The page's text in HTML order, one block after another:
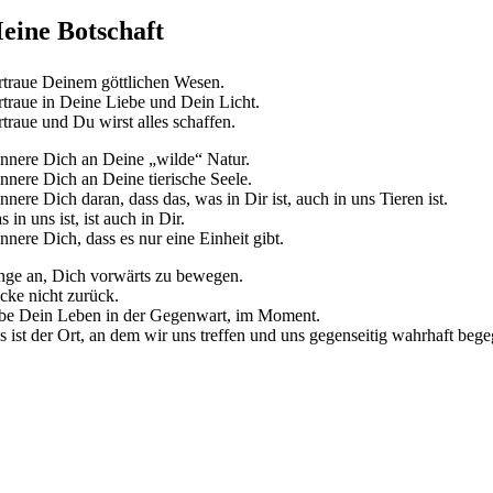
Botschaft
Deinem göttlichen Wesen.
in Deine Liebe und Dein Licht.
und Du wirst alles schaffen.
Dich an Deine „wilde“ Natur.
Dich an Deine tierische Seele.
Dich daran, dass das, was in Dir ist, auch in uns Tieren ist.
in uns ist, ist auch in Dir.
Dich, dass es nur eine Einheit gibt.
an, Dich vorwärts zu bewegen.
nicht zurück.
Dein Leben in der Gegenwart, im Moment.
ist der Ort, an dem wir uns treffen und uns gegenseitig wahrhaft